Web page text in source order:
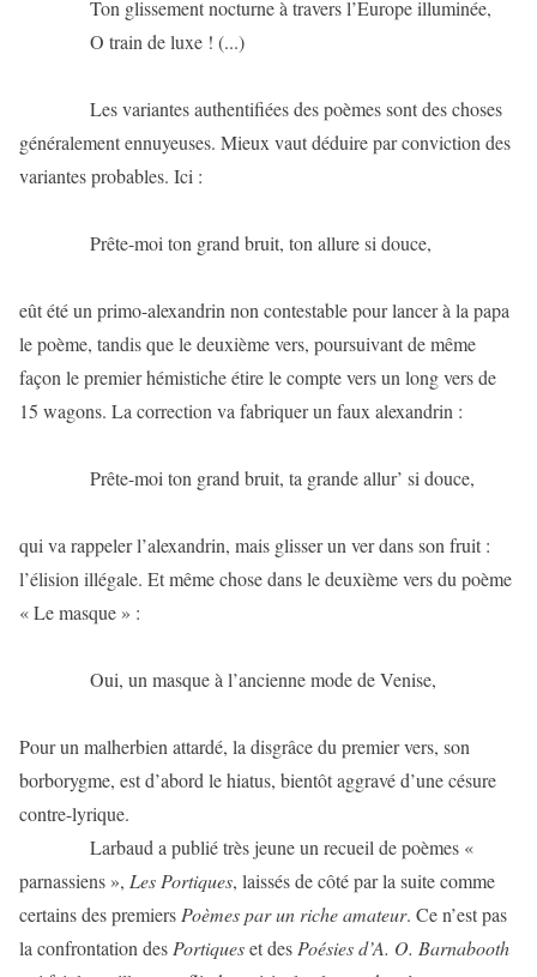
Ton glissement nocturne à travers l’Europe illuminée,
O train de luxe ! (...)
Les variantes authentifiées des poèmes sont des choses
généralement ennuyeuses. Mieux vaut déduire par conviction des
variantes probables. Ici :
Prête-moi ton grand bruit, ton allure si douce,
eût été un primo-alexandrin non contestable pour lancer à la papa
le poème, tandis que le deuxième vers, poursuivant de même
façon le premier hémistiche étire le compte vers un long vers de
15 wagons. La correction va fabriquer un faux alexandrin :
Prête-moi ton grand bruit, ta grande allur’ si douce,
qui va rappeler l’alexandrin, mais glisser un ver dans son fruit :
l’élision illégale. Et même chose dans le deuxième vers du poème
« Le masque » :
Oui, un masque à l’ancienne mode de Venise,
Pour un malherbien attardé, la disgrâce du premier vers, son
borborygme, est d’abord le hiatus, bientôt aggravé d’une césure
contre-lyrique.
Larbaud a publié très jeune un recueil de poèmes «
parnassiens », Les Portiques, laissés de côté par la suite comme
certains des premiers Poèmes par un riche amateur. Ce n’est pas
la confrontation des Portiqueset des Poésies d’A. O. Barnabooth